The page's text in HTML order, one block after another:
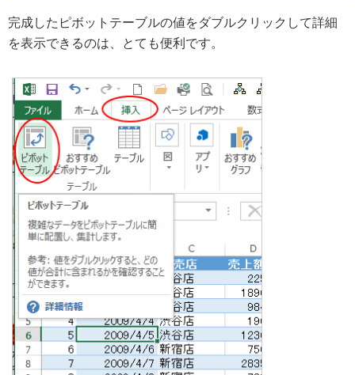
完成したピボットテーブルの値をダブルクリックして詳細
を表示できるのは、とても便利です。